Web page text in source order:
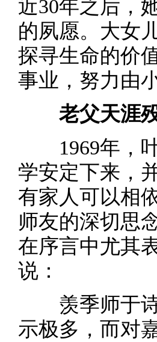
近30年之后，
的夙愿。大女
探寻生命的价
事业，努力由
老父天涯
1969年，叶
学安定下来，
有家人可以相
师友的深切思
在序言中尤其
说：
羡季师于诗
示极多，而对